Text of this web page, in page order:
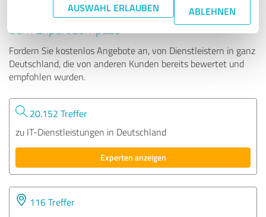
AUSWAHL ERLAUBEN ABLEHNEN
Tipp: Die passenden Experten finden - mit
dem ExpertCompass
Fordern Sie kostenlos Angebote an, von Dienstleistern in ganz
Deutschland, die von anderen Kunden bereits bewertet und
empfohlen wurden.
20.152 Treffer
zu IT-Dienstleistungen in Deutschland
Experten anzeigen
116 Treffer